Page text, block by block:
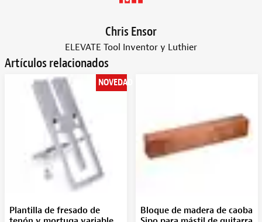
Chris Ensor
ELEVATE Tool Inventor y Luthier
Artículos relacionados
NOVEDAD
Plantilla de fresado de
Bloque de madera de caoba